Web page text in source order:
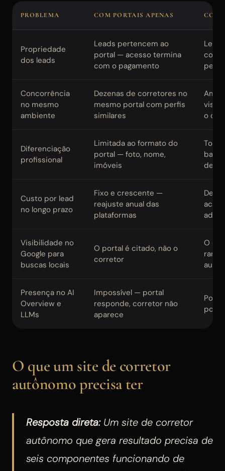
PROBLEMA COM PORTAIS APENAS COM
Propriedade
dos leads
Leads pertencem ao
portal — acesso termina
com o pagamento
Concorrência
no mesmo
ambiente
Dezenas de corretores no
mesmo portal com perfis
similares
o
Diferenciação
profissional
Limitada ao formato do
portal — foto, nome,
imóveis
Total
Custo por lead
no longo prazo
Fixo e crescente —
reajuste anual das
plataformas
Visibilidade no
Google para
buscas locais
O portal é citado, não o
corretor
O
Presença no AI
Overview e
LLMs
Impossível — portal
responde, corretor não
aparece
pode
O que um site de corretor
autônomo precisa ter
Resposta direta:Um site de corretor
autônomo que gera resultado precisa de
seis componentes funcionando de